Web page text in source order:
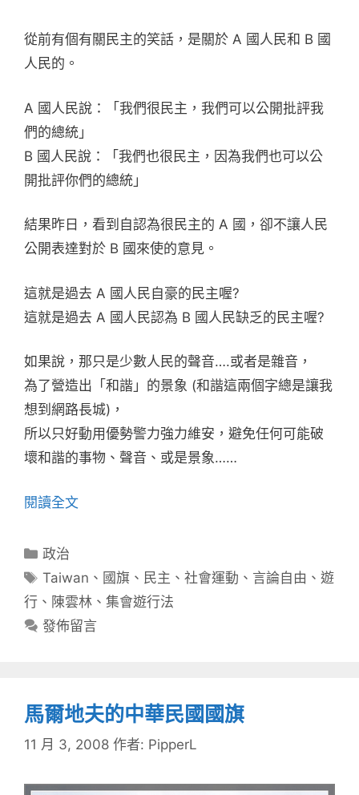
從前有個有關民主的笑話，是關於 A 國人民和 B 國
人民的。
A 國人民說：「我們很民主，我們可以公開批評我
們的總統」
B 國人民說：「我們也很民主，因為我們也可以公
開批評你們的總統」
結果昨日，看到自認為很民主的 A 國，卻不讓人民
公開表達對於 B 國來使的意見。
這就是過去 A 國人民自豪的民主喔?
這就是過去 A 國人民認為 B 國人民缺乏的民主喔?
如果說，那只是少數人民的聲音….或者是雜音，
為了營造出「和諧」的景象 (和諧這兩個字總是讓我
想到網路長城)，
所以只好動用優勢警力強力維安，避免任何可能破
壞和諧的事物、聲音、或是景象……
閱讀全文
分
類
政治
標
籤
Taiwan 、 國旗 、 民主 、社會運動 、 言論自由 、遊
行 、 陳雲林 、 集會遊行法
發佈留言
馬爾地夫的中華民國國旗
11 月 3, 2008 作者: PipperL